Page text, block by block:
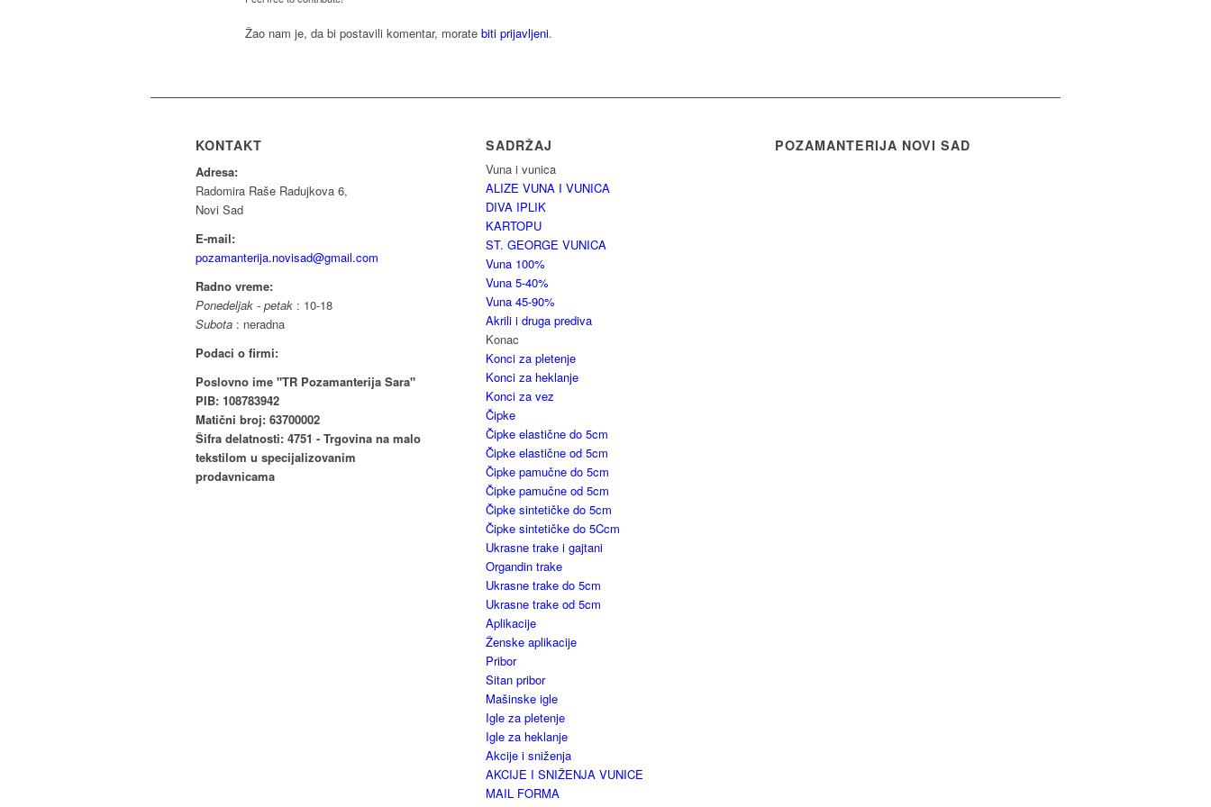
Žao nam je, da bi postavili komentar, morate biti prijavljeni.
KONTAKT
Adresa:
Radomira Raše Radujkova 6,
Novi Sad
E-mail:
pozamanterija.novisad@gmail.com
Radno vreme:
Ponedeljak - petak : 10-18
Subota : neradna
Podaci o firmi:
Poslovno ime "TR Pozamanterija Sara"
PIB: 108783942
Matični broj: 63700002
Šifra delatnosti: 4751 - Trgovina na malo
tekstilom u specijalizovanim
prodavnicama
SADRŽAJ
Vuna i vunica
ALIZE VUNA I VUNICA
DIVA IPLIK
KARTOPU
ST. GEORGE VUNICA
Vuna 100%
Vuna 5-40%
Vuna 45-90%
Akrili i druga prediva
Konac
Konci za pletenje
Konci za heklanje
Konci za vez
Čipke
Čipke elastične do 5cm
Čipke elastične od 5cm
Čipke pamučne do 5cm
Čipke pamučne od 5cm
Čipke sintetičke do 5cm
Čipke sintetičke do 5Ccm
Ukrasne trake i gajtani
Organdin trake
Ukrasne trake do 5cm
Ukrasne trake od 5cm
Aplikacije
Ženske aplikacije
Pribor
Sitan pribor
Mašinske igle
Igle za pletenje
Igle za heklanje
Akcije i sniženja
AKCIJE I SNIŽENJA VUNICE
MAIL FORMA
POZAMANTERIJA NOVI SAD